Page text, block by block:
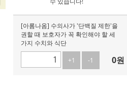
[아롬나옴] 수의사가 '단백질 제한'을
권할 때 보호자가 꼭 확인해야 할 세
가지 수치와 식단
+1
-1 0원